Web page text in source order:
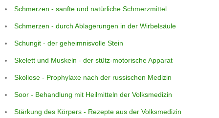
Schmerzen - sanfte und natürliche Schmerzmittel
Schmerzen - durch Ablagerungen in der Wirbelsäule
Schungit - der geheimnisvolle Stein
Skelett und Muskeln - der stütz-motorische Apparat
Skoliose - Prophylaxe nach der russischen Medizin
Soor - Behandlung mit Heilmitteln der Volksmedizin
Stärkung des Körpers - Rezepte aus der Volksmedizin